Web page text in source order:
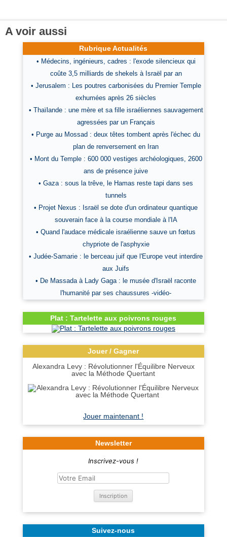
A voir aussi
Rubrique Actualités
• Médecins, ingénieurs, cadres : l'exode silencieux qui
coûte 3,5 milliards de shekels à Israël par an
• Jerusalem : Les poutres carbonisées du Premier Temple
exhumées après 26 siècles
• Thaïlande : une mère et sa fille israéliennes sauvagement
agressées par un Français
• Purge au Mossad : deux têtes tombent après l'échec du
plan de renversement en Iran
• Mont du Temple : 600 000 vestiges archéologiques, 2600
ans de présence juive
• Gaza : sous la trêve, le Hamas reste tapi dans ses
tunnels
• Projet Nexus : Israël se dote d'un ordinateur quantique
souverain face à la course mondiale à l'IA
• Quand l'audace médicale israélienne sauve un fœtus
chypriote de l'asphyxie
• Judée-Samarie : le berceau juif que l'Europe veut interdire
aux Juifs
• De Massada à Lady Gaga : le musée d'Israël raconte
l'humanité par ses chaussures -vidéo-
Plat : Tartelette aux poivrons rouges
Jouer / Gagner
Alexandra Levy : Révolutionner l'Équilibre Nerveux
avec la Méthode Quertant
Jouer maintenant !
Newsletter
Inscrivez-vous !
Suivez-nous